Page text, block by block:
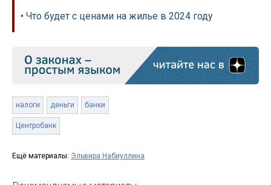
• Что будет с ценами на жилье в 2024 году
налоги деньги банки
Центробанк
Ещё материалы: Эльвира Набиуллина